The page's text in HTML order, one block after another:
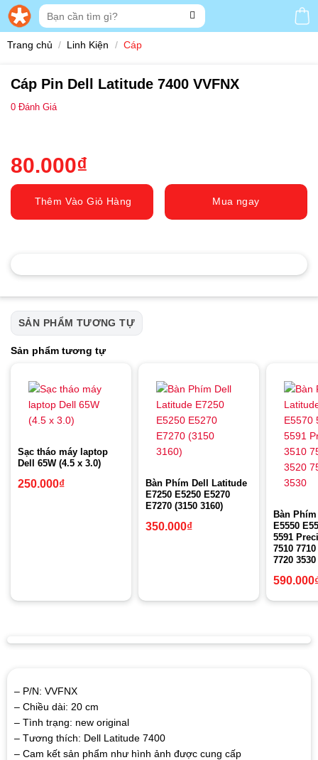
Skip
Tìm
kiếm:
Trang chủ / Linh Kiện / Cáp
Cáp Pin Dell Latitude 7400 VVFNX
0 Đánh Giá
80.000₫
Thêm Vào Giỏ Hàng Mua ngay
SẢN PHẨM TƯƠNG TỰ
Sản phẩm tương tự
Sạc tháo máy laptop
Dell 65W (4.5 x 3.0)
250.000₫
Bàn Phím Dell Latitude
E7250 E5250 E5270
E7270 (3150 3160)
350.000₫
Bàn
E5550
5591
7510
7720 3530
590.000
– P/N: VVFNX
– Chiều dài: 20 cm
– Tình trạng: new original
– Tương thích: Dell Latitude 7400
– Cam kết sản phẩm như hình ảnh được cung cấp